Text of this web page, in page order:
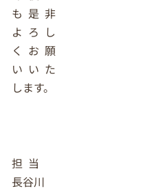
も是非
よろし
くお願
いいた
します。
担当
長谷川